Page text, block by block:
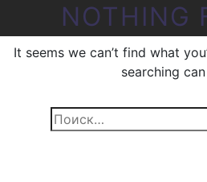
NOTHING
It seems we can’t find what
searching
Найти: